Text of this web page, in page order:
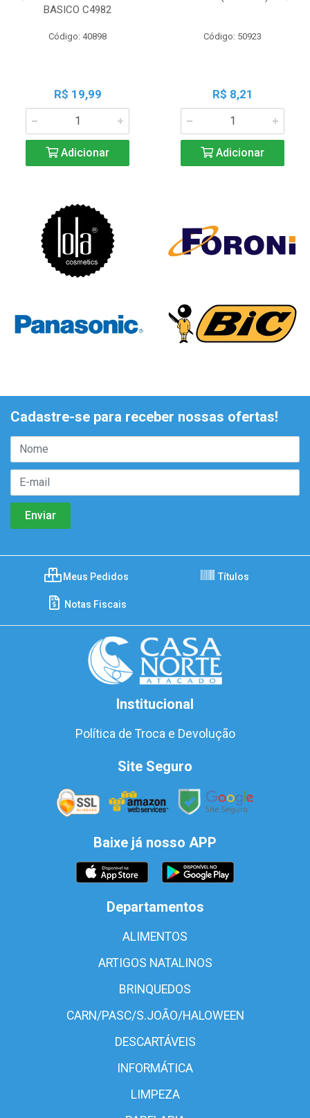
BASICO C4982
Código: 40898
R$ 19,99
Adicionar
Código: 50923
R$ 8,21
Adicionar
Cadastre-se para receber nossas ofertas!
Meus Pedidos Títulos
Notas Fiscais
Institucional
Política de Troca e Devolução
Site Seguro
Baixe já nosso APP
Departamentos
ALIMENTOS
ARTIGOS NATALINOS
BRINQUEDOS
CARN/PASC/S.JOÃO/HALOWEEN
DESCARTÁVEIS
INFORMÁTICA
LIMPEZA